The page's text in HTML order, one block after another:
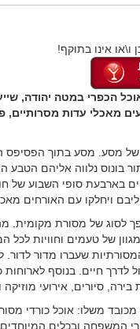
ו\או אינו בתוקף!
עדות מסרותיים,
של מסע. מסע בתוך
בונוס נלווה אליהם
ויחלקו עם האורחים
המציין את שנתו ה-14, כבר הפך לסוג
של טעמים וחוויות
שעברו מדור לדור.
חיים. בנוסף לארוחות
סיורים, אירועי מוזיקה
משלו: אוכל כורדי
המשפחה ובכלים